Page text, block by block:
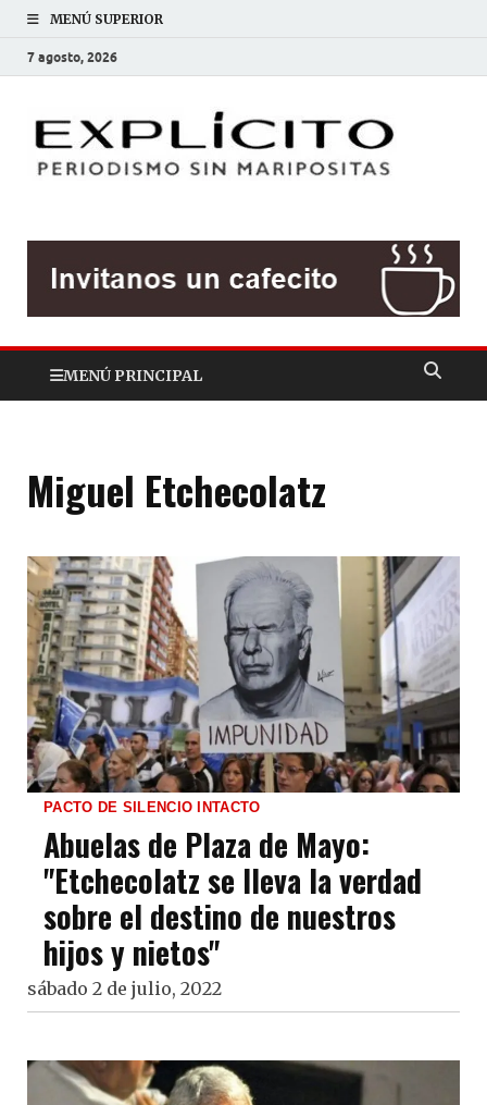
MENÚ SUPERIOR
7 agosto, 2026
MENÚ PRINCIPAL
Miguel Etchecolatz
PACTO DE SILENCIO INTACTO
Abuelas de Plaza de Mayo:
"Etchecolatz se lleva la verdad
sobre el destino de nuestros
hijos y nietos"
sábado 2 de julio, 2022